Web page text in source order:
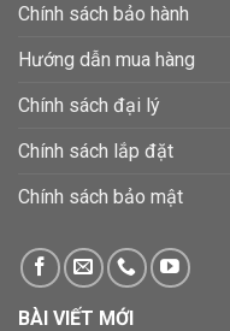
Chính sách bảo hành
Hướng dẫn mua hàng
Chính sách đại lý
Chính sách lắp đặt
Chính sách bảo mật
BÀI VIẾT MỚI